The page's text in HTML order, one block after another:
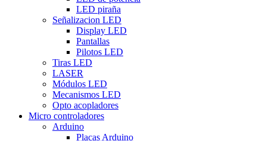
LED piraña
Señalizacion LED
Display LED
Pantallas
Pilotos LED
Tiras LED
LASER
Módulos LED
Mecanismos LED
Opto acopladores
Micro controladores
Arduino
Placas Arduino